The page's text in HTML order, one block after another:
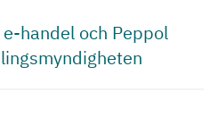
handel och Peppol